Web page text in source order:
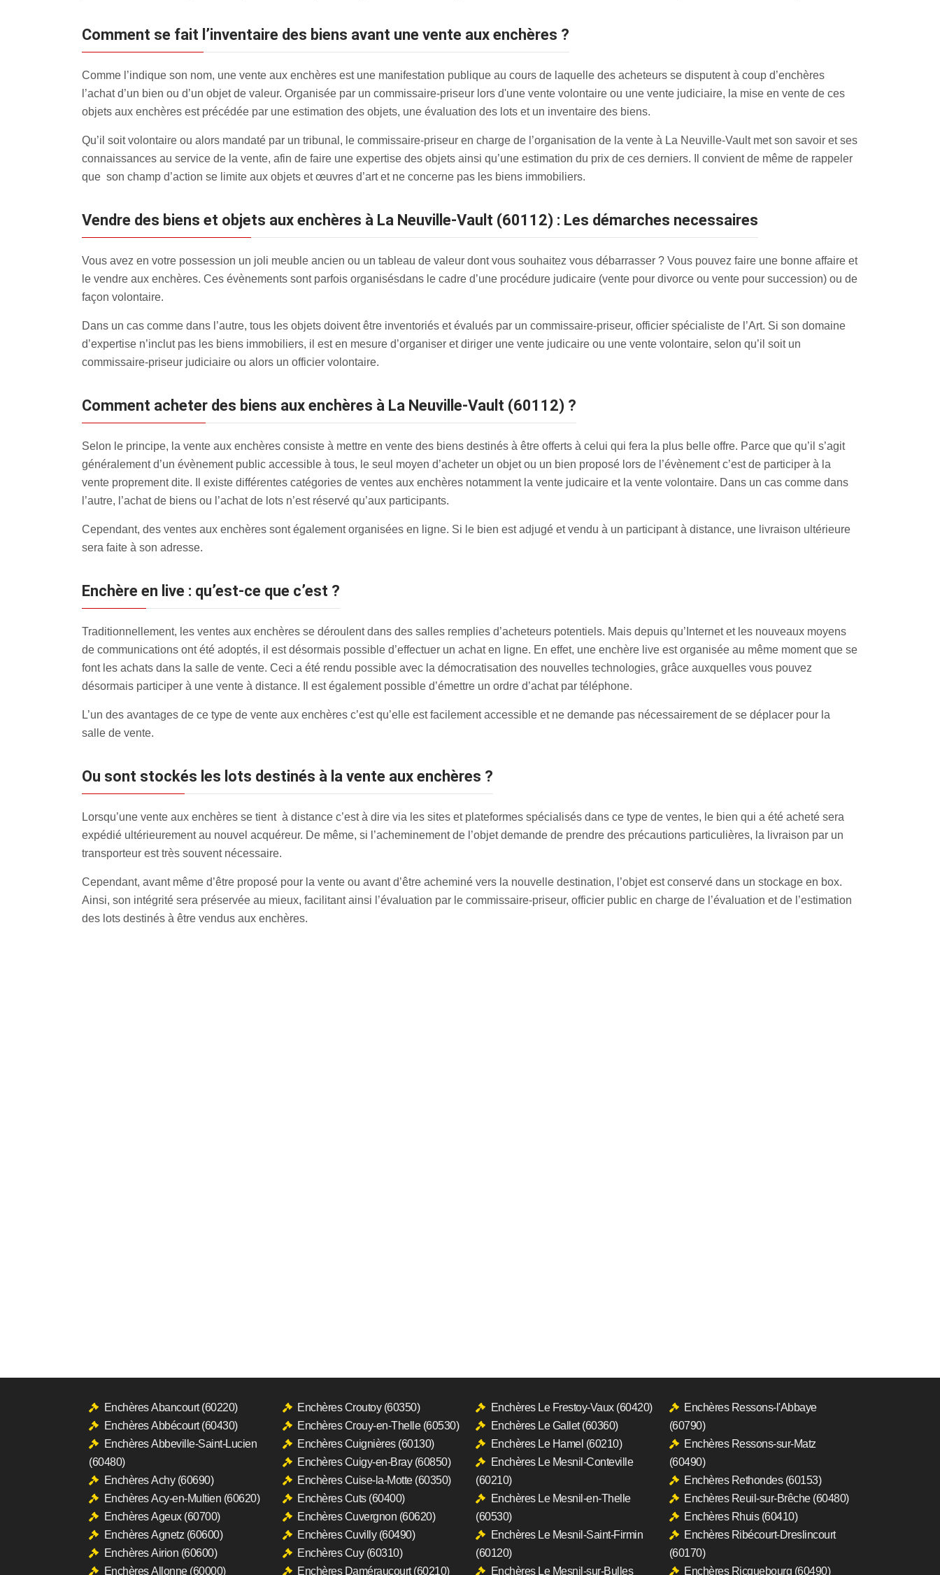
Comment se fait l’inventaire des biens avant une vente aux enchères ?
Comme l’indique son nom, une vente aux enchères est une manifestation publique au cours de laquelle des acheteurs se disputent à coup d’enchères
l’achat d’un bien ou d’un objet de valeur. Organisée par un commissaire-priseur lors d'une vente volontaire ou une vente judiciaire, la mise en vente de ces
objets aux enchères est précédée par une estimation des objets, une évaluation des lots et un inventaire des biens.
Qu’il soit volontaire ou alors mandaté par un tribunal, le commissaire-priseur en charge de l’organisation de la vente à La Neuville-Vault met son savoir et ses
connaissances au service de la vente, afin de faire une expertise des objets ainsi qu’une estimation du prix de ces derniers. Il convient de même de rappeler
que son champ d’action se limite aux objets et œuvres d’art et ne concerne pas les biens immobiliers.
Vendre des biens et objets aux enchères à La Neuville-Vault (60112) : Les démarches necessaires
Vous avez en votre possession un joli meuble ancien ou un tableau de valeur dont vous souhaitez vous débarrasser ? Vous pouvez faire une bonne affaire et
le vendre aux enchères. Ces évènements sont parfois organisésdans le cadre d’une procédure judicaire (vente pour divorce ou vente pour succession) ou de
façon volontaire.
Dans un cas comme dans l’autre, tous les objets doivent être inventoriés et évalués par un commissaire-priseur, officier spécialiste de l’Art. Si son domaine
d’expertise n’inclut pas les biens immobiliers, il est en mesure d’organiser et diriger une vente judicaire ou une vente volontaire, selon qu’il soit un
commissaire-priseur judiciaire ou alors un officier volontaire.
Comment acheter des biens aux enchères à La Neuville-Vault (60112) ?
Selon le principe, la vente aux enchères consiste à mettre en vente des biens destinés à être offerts à celui qui fera la plus belle offre. Parce que qu’il s’agit
généralement d’un évènement public accessible à tous, le seul moyen d’acheter un objet ou un bien proposé lors de l’évènement c’est de participer à la
vente proprement dite. Il existe différentes catégories de ventes aux enchères notamment la vente judicaire et la vente volontaire. Dans un cas comme dans
l’autre, l’achat de biens ou l’achat de lots n’est réservé qu’aux participants.
Cependant, des ventes aux enchères sont également organisées en ligne. Si le bien est adjugé et vendu à un participant à distance, une livraison ultérieure
sera faite à son adresse.
Enchère en live : qu’est-ce que c’est ?
Traditionnellement, les ventes aux enchères se déroulent dans des salles remplies d’acheteurs potentiels. Mais depuis qu’Internet et les nouveaux moyens
de communications ont été adoptés, il est désormais possible d’effectuer un achat en ligne. En effet, une enchère live est organisée au même moment que se
font les achats dans la salle de vente. Ceci a été rendu possible avec la démocratisation des nouvelles technologies, grâce auxquelles vous pouvez
désormais participer à une vente à distance. Il est également possible d’émettre un ordre d’achat par téléphone.
L’un des avantages de ce type de vente aux enchères c’est qu’elle est facilement accessible et ne demande pas nécessairement de se déplacer pour la
salle de vente.
Ou sont stockés les lots destinés à la vente aux enchères ?
Lorsqu’une vente aux enchères se tient à distance c’est à dire via les sites et plateformes spécialisés dans ce type de ventes, le bien qui a été acheté sera
expédié ultérieurement au nouvel acquéreur. De même, si l’acheminement de l’objet demande de prendre des précautions particulières, la livraison par un
transporteur est très souvent nécessaire.
Cependant, avant même d’être proposé pour la vente ou avant d’être acheminé vers la nouvelle destination, l’objet est conservé dans un stockage en box.
Ainsi, son intégrité sera préservée au mieux, facilitant ainsi l’évaluation par le commissaire-priseur, officier public en charge de l’évaluation et de l’estimation
des lots destinés à être vendus aux enchères.
Enchères Abancourt (60220)
Enchères Abbécourt (60430)
Enchères Abbeville-Saint-Lucien
(60480)
Enchères Achy (60690)
Enchères Acy-en-Multien (60620)
Enchères Ageux (60700)
Enchères Agnetz (60600)
Enchères Airion (60600)
Enchères Allonne (60000)
Enchères Croutoy (60350)
Enchères Crouy-en-Thelle (60530)
Enchères Cuignières (60130)
Enchères Cuigy-en-Bray (60850)
Enchères Cuise-la-Motte (60350)
Enchères Cuts (60400)
Enchères Cuvergnon (60620)
Enchères Cuvilly (60490)
Enchères Cuy (60310)
Enchères Daméraucourt (60210)
Enchères Le Frestoy-Vaux (60420)
Enchères Le Gallet (60360)
Enchères Le Hamel (60210)
Enchères Le Mesnil-Conteville
(60210)
Enchères Le Mesnil-en-Thelle
(60530)
Enchères Le Mesnil-Saint-Firmin
(60120)
Enchères Le Mesnil-sur-Bulles
Enchères Ressons-l'Abbaye
(60790)
Enchères Ressons-sur-Matz
(60490)
Enchères Rethondes (60153)
Enchères Reuil-sur-Brêche (60480)
Enchères Rhuis (60410)
Enchères Ribécourt-Dreslincourt
(60170)
Enchères Ricquebourg (60490)